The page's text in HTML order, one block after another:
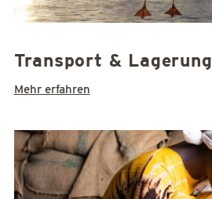
Transport & Lagerung
Mehr erfahren